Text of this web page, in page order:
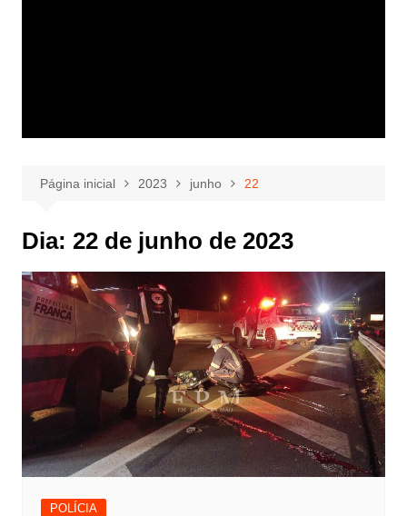
Página inicial 2023 junho 22
Dia: 22 de junho de 2023
POLÍCIA